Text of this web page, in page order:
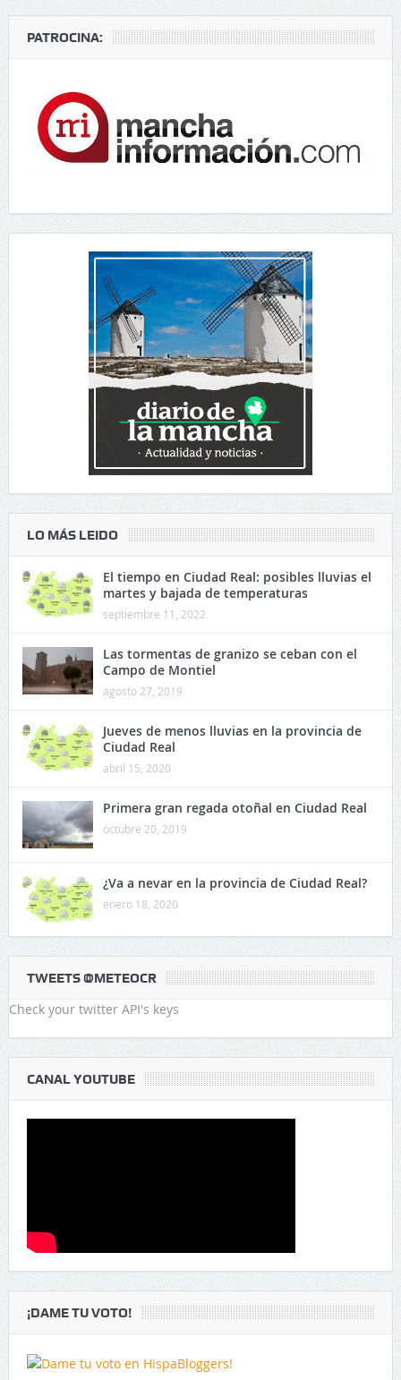
PATROCINA:
LO MÁS LEIDO
El tiempo en Ciudad Real: posibles lluvias el
martes y bajada de temperaturas
septiembre 11, 2022
Las tormentas de granizo se ceban con el
Campo de Montiel
agosto 27, 2019
Jueves de menos lluvias en la provincia de
Ciudad Real
abril 15, 2020
Primera gran regada otoñal en Ciudad Real
octubre 20, 2019
¿Va a nevar en la provincia de Ciudad Real?
enero 18, 2020
TWEETS @METEOCR
Check your twitter API's keys
CANAL YOUTUBE
¡DAME TU VOTO!